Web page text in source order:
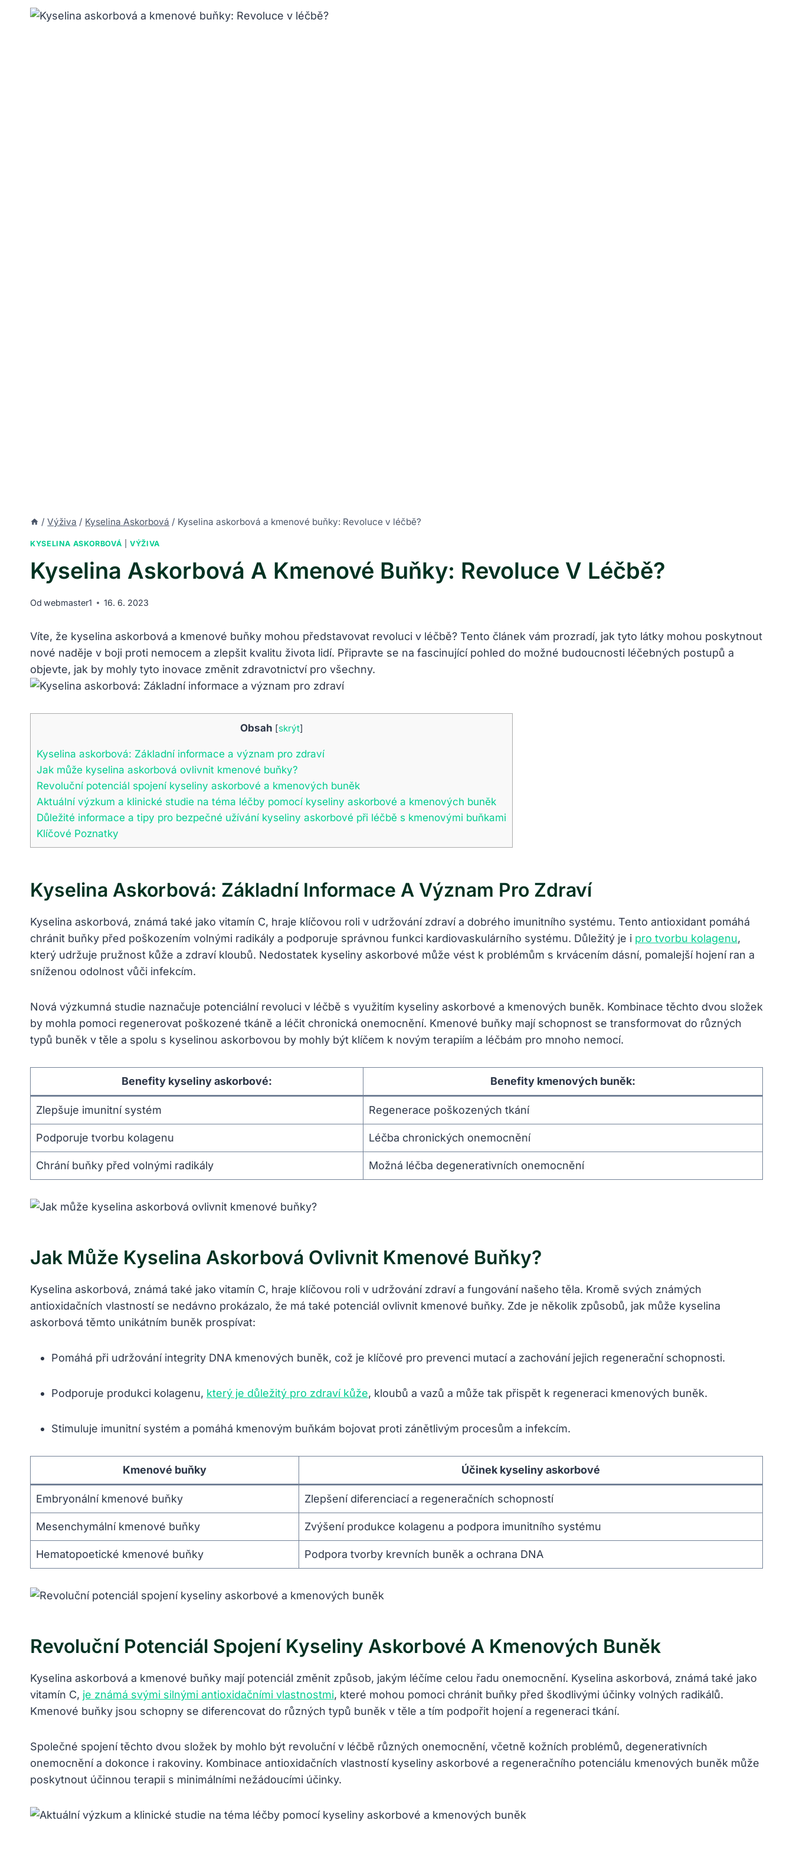
/ Výživa / Kyselina Askorbová / Kyselina askorbová a kmenové buňky: Revoluce v léčbě?
KYSELINA ASKORBOVÁ |VÝŽIVA
Kyselina Askorbová A Kmenové Buňky: Revoluce V Léčbě?
Od webmaster1 16. 6. 2023
Víte, že kyselina askorbová a kmenové buňky mohou představovat revoluci v léčbě? Tento článek vám prozradí, jak tyto látky mohou poskytnout
nové naděje v boji proti nemocem a zlepšit kvalitu života lidí. Připravte se na fascinující pohled do možné budoucnosti léčebných postupů a
objevte, jak by mohly tyto inovace změnit zdravotnictví pro všechny.
Obsah [skrýt]
Kyselina askorbová: Základní informace a význam pro zdraví
Jak může kyselina askorbová ovlivnit kmenové buňky?
Revoluční potenciál spojení kyseliny askorbové a kmenových buněk
Aktuální výzkum a klinické studie na téma léčby pomocí kyseliny askorbové a kmenových buněk
Důležité informace a tipy pro bezpečné užívání kyseliny askorbové při léčbě s kmenovými buňkami
Klíčové Poznatky
Kyselina Askorbová: Základní Informace A Význam Pro Zdraví
Kyselina askorbová, známá také jako vitamín C, hraje klíčovou roli v udržování zdraví a dobrého imunitního systému. Tento antioxidant pomáhá
chránit buňky před poškozením volnými radikály a podporuje správnou funkci kardiovaskulárního systému. Důležitý je i pro tvorbu kolagenu,
který udržuje pružnost kůže a zdraví kloubů. Nedostatek kyseliny askorbové může vést k problémům s krvácením dásní, pomalejší hojení ran a
sníženou odolnost vůči infekcím.
Nová výzkumná studie naznačuje potenciální revoluci v léčbě s využitím kyseliny askorbové a kmenových buněk. Kombinace těchto dvou složek
by mohla pomoci regenerovat poškozené tkáně a léčit chronická onemocnění. Kmenové buňky mají schopnost se transformovat do různých
typů buněk v těle a spolu s kyselinou askorbovou by mohly být klíčem k novým terapiím a léčbám pro mnoho nemocí.
Benefity kyseliny askorbové: Benefity kmenových buněk:
Zlepšuje imunitní systém Regenerace poškozených tkání
Podporuje tvorbu kolagenu Léčba chronických onemocnění
Chrání buňky před volnými radikály Možná léčba degenerativních onemocnění
Jak Může Kyselina Askorbová Ovlivnit Kmenové Buňky?
Kyselina askorbová, známá také jako vitamín C, hraje klíčovou roli v udržování zdraví a fungování našeho těla. Kromě svých známých
antioxidačních vlastností se nedávno prokázalo, že má také potenciál ovlivnit kmenové buňky. Zde je několik způsobů, jak může kyselina
askorbová těmto unikátním buněk prospívat:
Pomáhá při udržování integrity DNA kmenových buněk, což je klíčové pro prevenci mutací a zachování jejich regenerační schopnosti.
Podporuje produkci kolagenu, který je důležitý pro zdraví kůže, kloubů a vazů a může tak přispět k regeneraci kmenových buněk.
Stimuluje imunitní systém a pomáhá kmenovým buňkám bojovat proti zánětlivým procesům a infekcím.
Kmenové buňky Účinek kyseliny askorbové
Embryonální kmenové buňky Zlepšení diferenciací a regeneračních schopností
Mesenchymální kmenové buňky Zvýšení produkce kolagenu a podpora imunitního systému
Hematopoetické kmenové buňky Podpora tvorby krevních buněk a ochrana DNA
Revoluční Potenciál Spojení Kyseliny Askorbové A Kmenových Buněk
Kyselina askorbová a kmenové buňky mají potenciál změnit způsob, jakým léčíme celou řadu onemocnění. Kyselina askorbová, známá také jako
vitamín C, je známá svými silnými antioxidačními vlastnostmi, které mohou pomoci chránit buňky před škodlivými účinky volných radikálů.
Kmenové buňky jsou schopny se diferencovat do různých typů buněk v těle a tím podpořit hojení a regeneraci tkání.
Společné spojení těchto dvou složek by mohlo být revoluční v léčbě různých onemocnění, včetně kožních problémů, degenerativních
onemocnění a dokonce i rakoviny. Kombinace antioxidačních vlastností kyseliny askorbové a regeneračního potenciálu kmenových buněk může
poskytnout účinnou terapii s minimálními nežádoucími účinky.